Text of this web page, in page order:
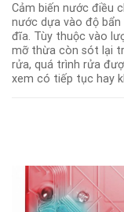
Cảm biến nước điều
nước dựa vào độ bẩn
đĩa. Tùy thuộc vào
mỡ thừa còn sót lại
rửa, quá trình rửa
xem có tiếp tục hay